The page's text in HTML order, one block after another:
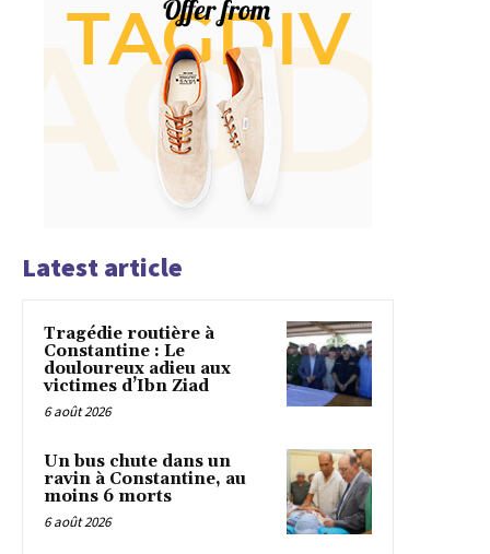
Latest article
Tragédie routière à
Constantine : Le
douloureux adieu aux
victimes d’Ibn Ziad
6 août 2026
Un bus chute dans un
ravin à Constantine, au
moins 6 morts
6 août 2026